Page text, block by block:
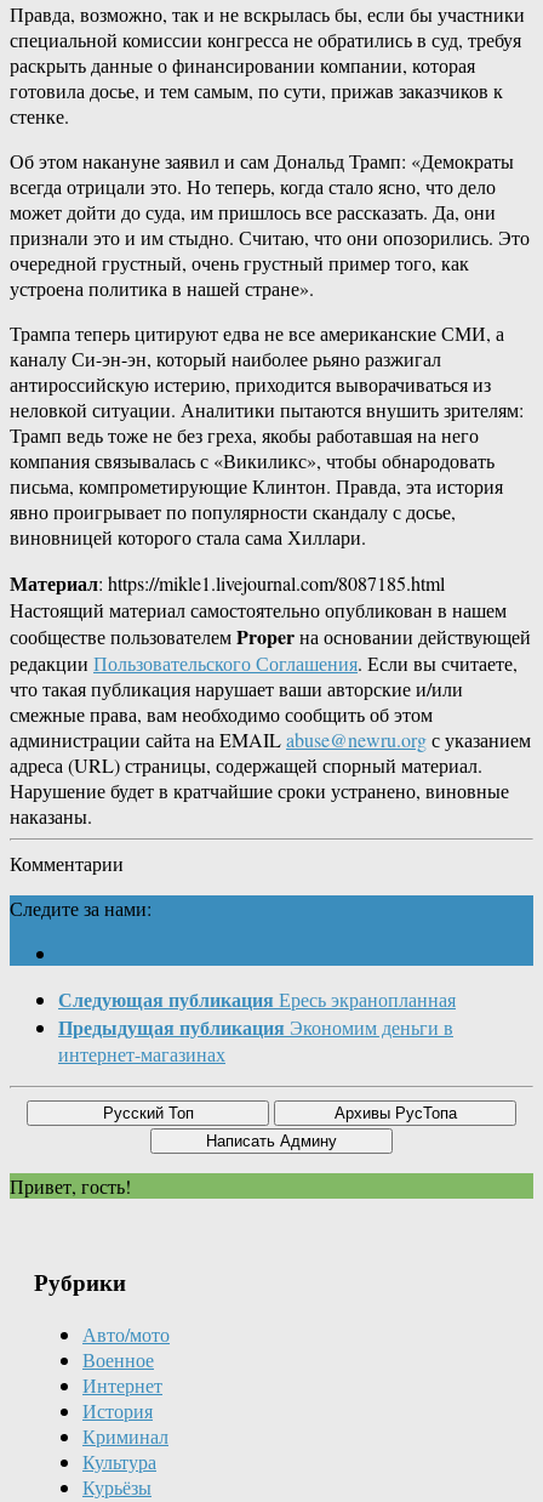
Правда, возможно, так и не вскрылась бы, если бы участники
специальной комиссии конгресса не обратились в суд, требуя
раскрыть данные о финансировании компании, которая
готовила досье, и тем самым, по сути, прижав заказчиков к
стенке.
Об этом накануне заявил и сам Дональд Трамп: «Демократы
всегда отрицали это. Но теперь, когда стало ясно, что дело
может дойти до суда, им пришлось все рассказать. Да, они
признали это и им стыдно. Считаю, что они опозорились. Это
очередной грустный, очень грустный пример того, как
устроена политика в нашей стране».
Трампа теперь цитируют едва не все американские СМИ, а
каналу Си-эн-эн, который наиболее рьяно разжигал
антироссийскую истерию, приходится выворачиваться из
неловкой ситуации. Аналитики пытаются внушить зрителям:
Трамп ведь тоже не без греха, якобы работавшая на него
компания связывалась с «Викиликс», чтобы обнародовать
письма, компрометирующие Клинтон. Правда, эта история
явно проигрывает по популярности скандалу с досье,
виновницей которого стала сама Хиллари.
Материал: https://mikle1.livejournal.com/8087185.html
Настоящий материал самостоятельно опубликован в нашем
сообществе пользователемProperна основании действующей
редакции Пользовательского Соглашения. Если вы считаете,
что такая публикация нарушает ваши авторские и/или
смежные права, вам необходимо сообщить об этом
администрации сайта на EMAILabuse@newru.orgс указанием
адреса (URL) страницы, содержащей спорный материал.
Нарушение будет в кратчайшие сроки устранено, виновные
наказаны.
Комментарии
Следите за нами:
Следующая публикация Ересь экранопланная
Предыдущая публикация Экономим деньги в
интернет-магазинах
Привет, гость!
Рубрики
Авто/мото
Военное
Интернет
История
Криминал
Культура
Курьёзы